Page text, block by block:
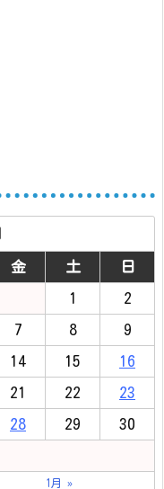
金 土 日
1 2
7 8 9
14 15 16
21 22 23
28 29 30
1月 »